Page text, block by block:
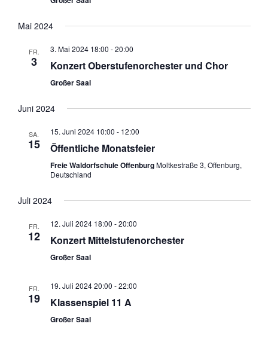
Mai 2024
FR.
3
3. Mai 2024 18:00 -20:00
Konzert Oberstufenorchester und Chor
Großer Saal
Juni 2024
SA.
15
15. Juni 2024 10:00 - 12:00
Öffentliche Monatsfeier
Freie Waldorfschule OffenburgMoltkestraße 3, Offenburg,
Deutschland
Juli 2024
FR.
12
12. Juli 2024 18:00 -20:00
Konzert Mittelstufenorchester
Großer Saal
FR.
19
19. Juli 2024 20:00 -22:00
Klassenspiel 11 A
Großer Saal